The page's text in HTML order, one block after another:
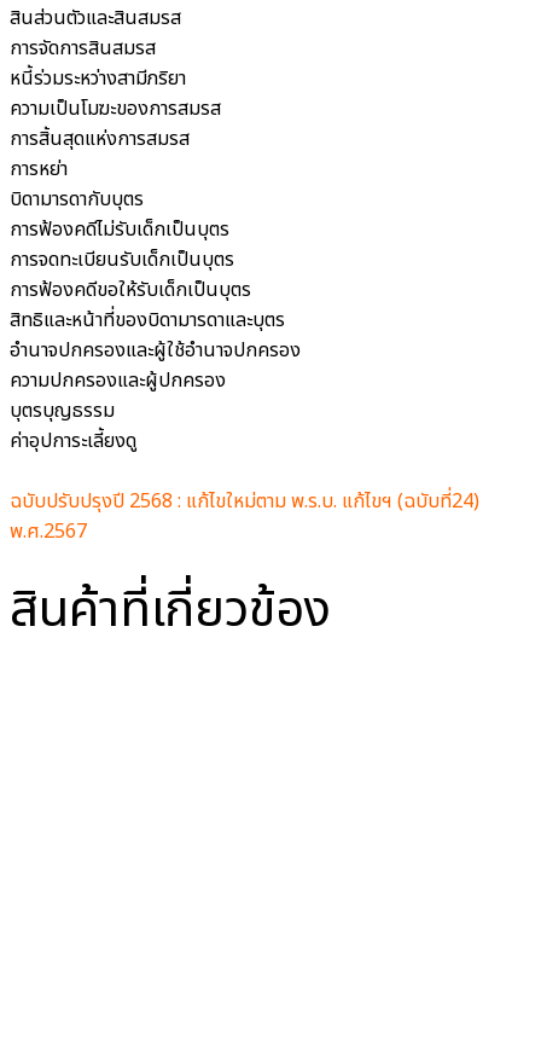
สินส่วนตัวและสินสมรส
การจัดการสินสมรส
หนี้ร่วมระหว่างสามีภริยา
ความเป็นโมฆะของการสมรส
การสิ้นสุดแห่งการสมรส
การหย่า
บิดามารดากับบุตร
การฟ้องคดีไม่รับเด็กเป็นบุตร
การจดทะเบียนรับเด็กเป็นบุตร
การฟ้องคดีขอให้รับเด็กเป็นบุตร
สิทธิและหน้าที่ของบิดามารดาและบุตร
อำนาจปกครองและผู้ใช้อำนาจปกครอง
ความปกครองและผู้ปกครอง
บุตรบุญธรรม
ค่าอุปการะเลี้ยงดู
ฉบับปรับปรุงปี 2568 : แก้ไขใหม่ตาม พ.ร.บ. แก้ไขฯ (ฉบับที่24)
พ.ศ.2567
สินค้าที่เกี่ยวข้อง